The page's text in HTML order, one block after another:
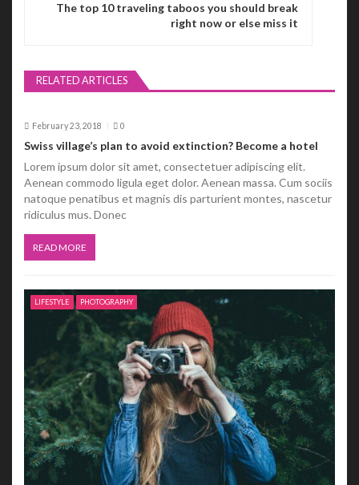
i
g
a
t
i
o
n
The top 10 traveling taboos you should break
right now or else miss it
RELATED ARTICLES
February 23, 2018 0
Swiss village’s plan to avoid extinction? Become a hotel
Lorem ipsum dolor sit amet, consectetuer adipiscing elit.
Aenean commodo ligula eget dolor. Aenean massa. Cum sociis
natoque penatibus et magnis dis parturient montes, nascetur
ridiculus mus. Donec
READ MORE
LIFESTYLE PHOTOGRAPHY